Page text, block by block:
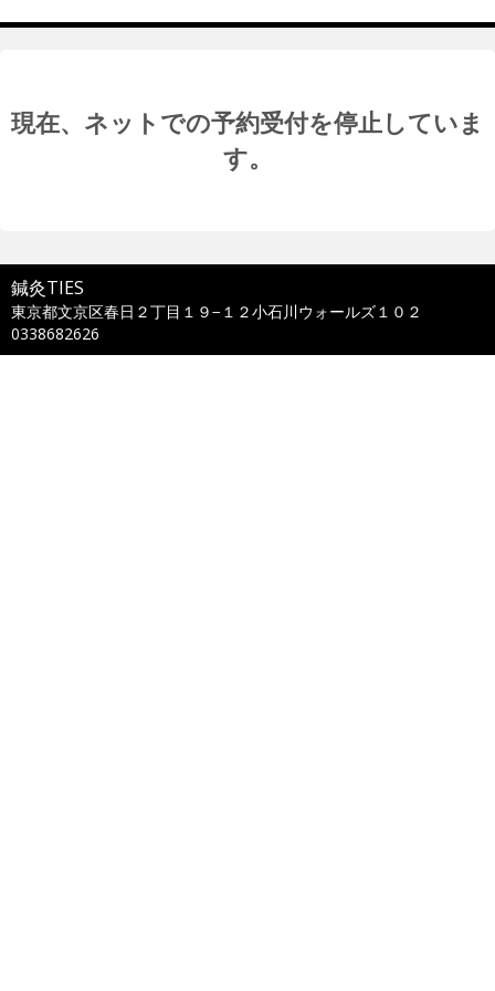
現在、ネットでの予約受付を停止していま
す。
鍼灸TIES
東京都文京区春日２丁目１９−１２小石川ウォールズ１０２
0338682626